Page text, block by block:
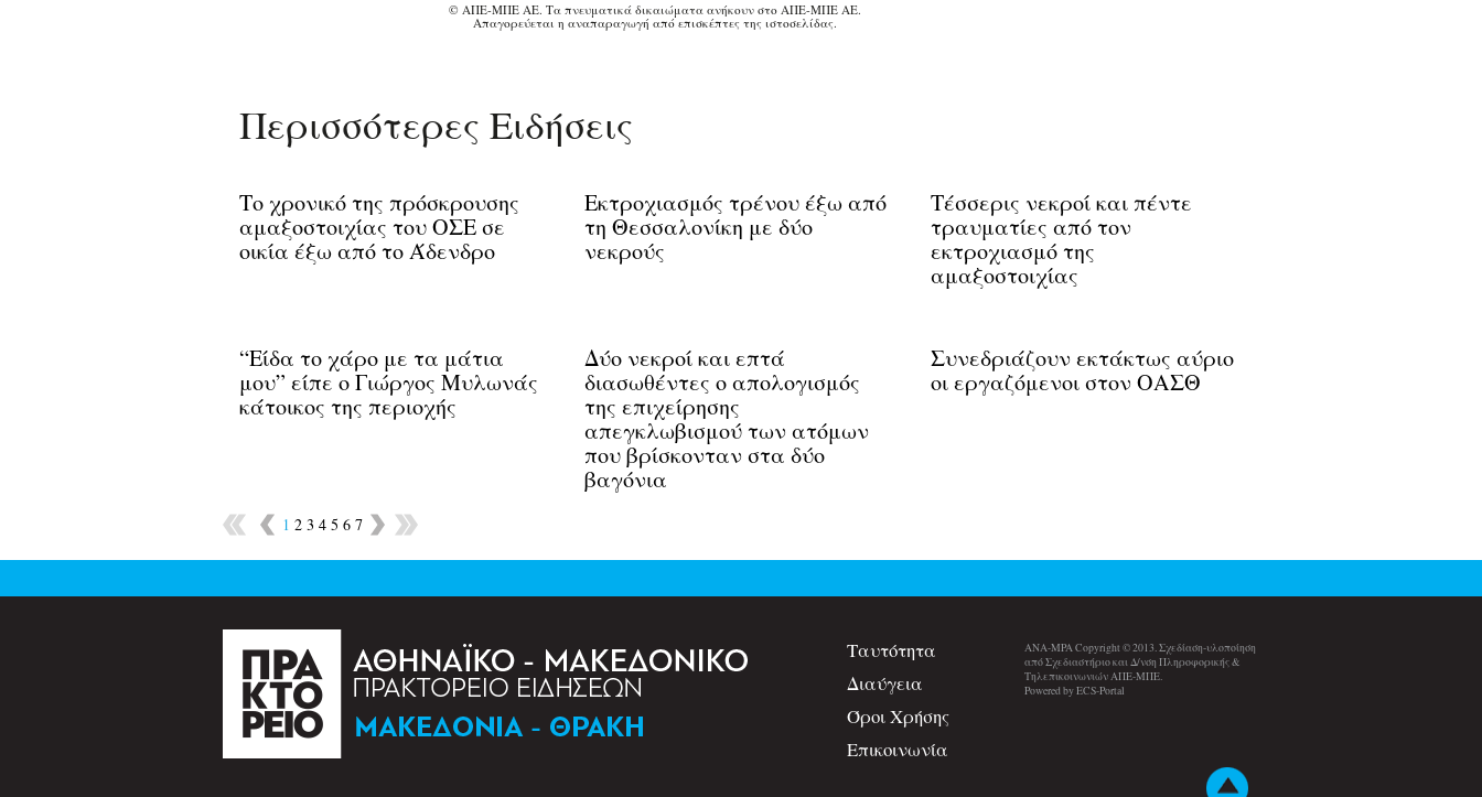
© ΑΠΕ-ΜΠΕ ΑΕ. Τα πνευματικά δικαιώματα ανήκουν στο ΑΠΕ-ΜΠΕ ΑΕ.
Απαγορεύεται η αναπαραγωγή από επισκέπτες της ιστοσελίδας.
Περισσότερες Ειδήσεις
Το χρονικό της πρόσκρουσης
αμαξοστοιχίας του ΟΣΕ σε
οικία έξω από το Άδενδρο
Εκτροχιασμός τρένου έξω από
τη Θεσσαλονίκη με δύο
νεκρούς
Τέσσερις νεκροί και πέντε
τραυματίες από τον
εκτροχιασμό της
αμαξοστοιχίας
“Είδα το χάρο με τα μάτια
μου” είπε ο Γιώργος Μυλωνάς
κάτοικος της περιοχής
Δύο νεκροί και επτά
διασωθέντες ο απολογισμός
της επιχείρησης
απεγκλωβισμού των ατόμων
που βρίσκονταν στα δύο
βαγόνια
Συνεδριάζουν εκτάκτως αύριο
οι εργαζόμενοι στον ΟΑΣΘ
1 2 3 4 5 6 7
Ταυτότητα
Διαύγεια
Όροι Χρήσης
Επικοινωνία
ANA-MPA Copyright © 2013. Σχεδίαση-υλοποίηση
από Σχεδιαστήριο και Δ/νση Πληροφορικής &
Τηλεπικοινωνιών ΑΠΕ-ΜΠΕ.
Powered by ECS-Portal